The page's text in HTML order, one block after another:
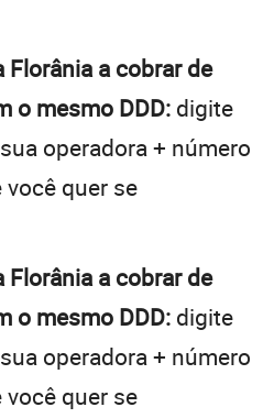
Florânia a cobrar de
o mesmo DDD: digite
operadora + número
quer se
Florânia a cobrar de
o mesmo DDD: digite
operadora + número
quer se